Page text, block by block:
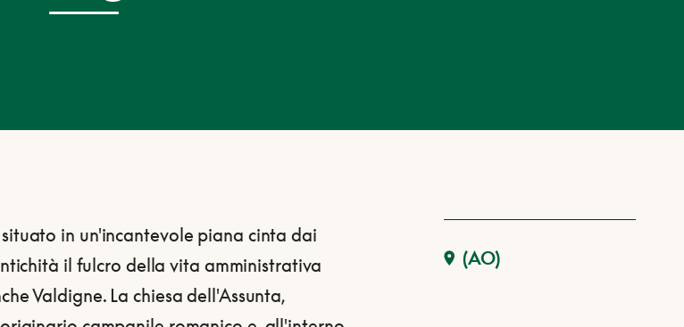
in un'incantevole piana cinta dai
il fulcro della vita amministrativa
Valdigne. La chiesa dell'Assunta,
(AO)